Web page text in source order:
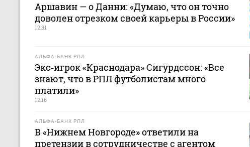
Аршавин — о Данни: «Думаю, что он точно
доволен отрезком своей карьеры в России»
12:31
АЛЬФА-БАНК РПЛ
Экс‑игрок «Краснодара» Сигурдссон: «Все
знают, что в РПЛ футболистам много
платили»
12:16
АЛЬФА-БАНК РПЛ
В «Нижнем Новгороде» ответили на
претензии в сотрудничестве с агентом